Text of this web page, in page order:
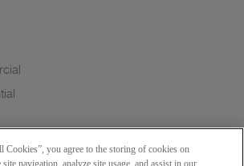
Cookies”, you agree to the storing of cookies on